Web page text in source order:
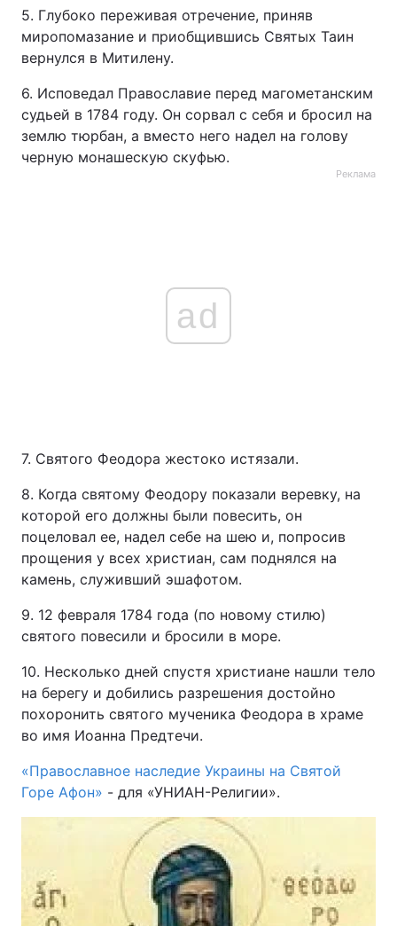
5. Глубоко переживая отречение, приняв
миропомазание и приобщившись Святых Таин
вернулся в Митилену.
6. Исповедал Православие перед магометанским
судьей в 1784 году. Он сорвал с себя и бросил на
землю тюрбан, а вместо него надел на голову
черную монашескую скуфью.
Реклама
ad
7. Святого Феодора жестоко истязали.
8. Когда святому Феодору показали веревку, на
которой его должны были повесить, он
поцеловал ее, надел себе на шею и, попросив
прощения у всех христиан, сам поднялся на
камень, служивший эшафотом.
9. 12 февраля 1784 года (по новому стилю)
святого повесили и бросили в море.
10. Несколько дней спустя христиане нашли тело
на берегу и добились разрешения достойно
похоронить святого мученика Феодора в храме
во имя Иоанна Предтечи.
«Православное наследие Украины на Святой
Горе Афон» - для «УНИАН-Религии».